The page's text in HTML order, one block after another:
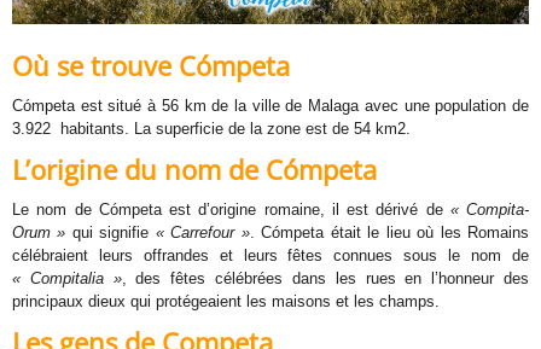
Où se trouve Cómpeta
Cómpeta est situé à 56 km de la ville de Malaga avec une population de
3.922 habitants. La superficie de la zone est de 54 km2.
L’origine du nom de Cómpeta
Le nom de Cómpeta est d’origine romaine, il est dérivé de « Compita-
Orum » qui signifie « Carrefour ». Cómpeta était le lieu où les Romains
célébraient leurs offrandes et leurs fêtes connues sous le nom de
« Compitalia », des fêtes célébrées dans les rues en l’honneur des
principaux dieux qui protégeaient les maisons et les champs.
Les gens de Competa